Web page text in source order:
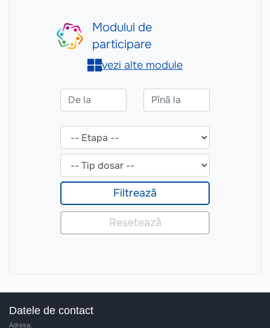
Datele de contact
Adresa: